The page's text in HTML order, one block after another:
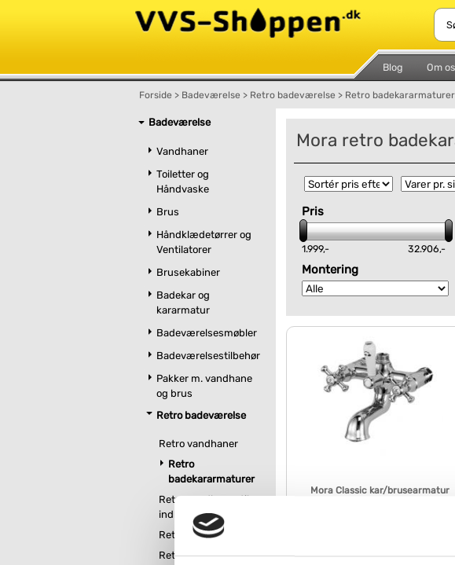
Blog Om os
Forside > Badeværelse > Retro badeværelse > Retro badekararmaturer
Badeværelse
Vandhaner
Toiletter og
Håndvaske
Brus
Håndklædetørrer og
Ventilatorer
Brusekabiner
Badekar og
kararmatur
Badeværelsesmøbler
Badeværelsestilbehør
Pakker m. vandhane
og brus
Retro badeværelse
Retro vandhaner
Retro
badekararmaturer
Retro vandhaner til
indbygning i væg
Retro brus
Retro håndvaske
Mora retro
Pris
1.999,- 32.906,-
Montering
Mora Classic kar/brusearmatur
Fragt 65,-